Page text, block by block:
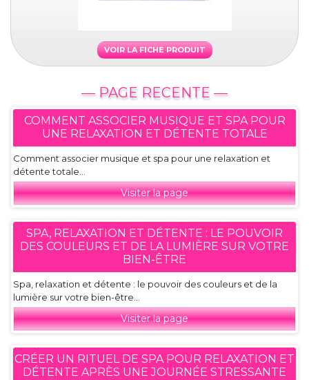
VOIR LA FICHE PRODUIT
— PAGE RECENTE —
COMMENT ASSOCIER MUSIQUE ET SPA POUR
UNE RELAXATION ET DÉTENTE TOTALE
Comment associer musique et spa pour une relaxation et
détente totale...
Visiter la page
SPA, RELAXATION ET DÉTENTE : LE POUVOIR
DES COULEURS ET DE LA LUMIÈRE SUR VOTRE
BIEN-ÊTRE
Spa, relaxation et détente : le pouvoir des couleurs et de la
lumière sur votre bien-être...
Visiter la page
CRÉER UN RITUEL DE SPA POUR RELAXATION ET
DÉTENTE APRÈS UNE JOURNÉE STRESSANTE